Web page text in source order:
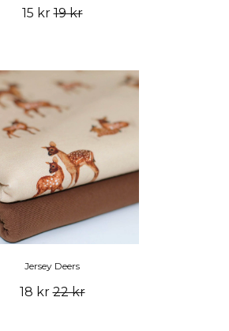
15 kr19 kr
Jersey Deers
18 kr22 kr